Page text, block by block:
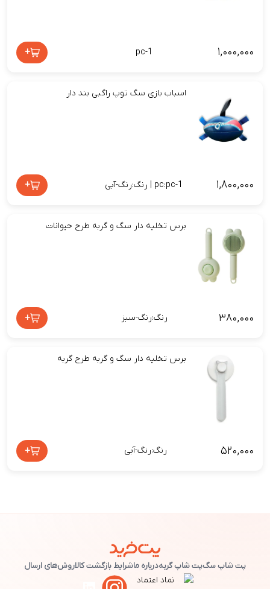
۱,۰۰۰,۰۰۰ pc-1
+
اسباب بازی سگ توپ راگبی بند دار
۱,۸۰۰,۰۰۰ pc:pc-1 | رنگ:رنگ-آبی +
برس تخلیه دار سگ و گربه طرح حیوانات
۳۸۰,۰۰۰ رنگ:رنگ-سبز +
برس تخلیه دار سگ و گربه طرح گربه
۵۲۰,۰۰۰ رنگ:رنگ-آبی +
پت شاپ سگپت شاپ گربهدرباره ماشرایط بازگشت کالاروش‌های ارسال